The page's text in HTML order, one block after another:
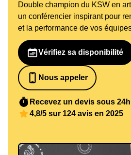
Double champion du KSW en
un conférencier inspirant pour
et la performance de vos
Vérifiez sa disponibilité
Nous appeler
0652698481
Recevez un devis sous 24h
4,8/5 sur 124 avis en 2025